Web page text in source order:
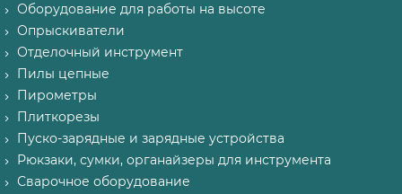
Оборудование для работы на высоте
Опрыскиватели
Отделочный инструмент
Пилы цепные
Пирометры
Плиткорезы
Пуско-зарядные и зарядные устройства
Рюкзаки, сумки, органайзеры для инструмента
Сварочное оборудование